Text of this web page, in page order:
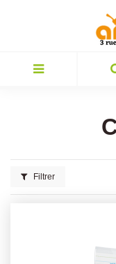
Filtrer